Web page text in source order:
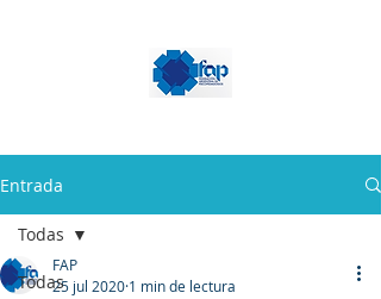
Entrada
Todas
Todas
FAP
25 jul 2020 1 min de lectura